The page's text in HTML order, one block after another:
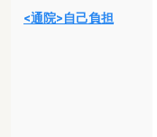
<通院>自己負担